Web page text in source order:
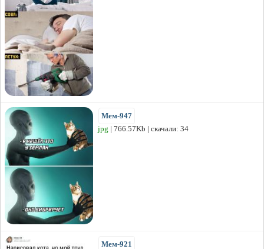
Мем-947
jpg | 766.57Kb | скачали: 34
Мем-921